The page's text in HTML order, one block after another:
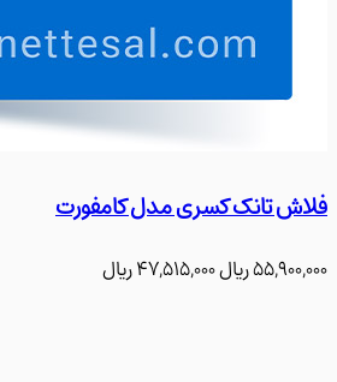
تانک کسری مدل کامفورت
﷼47,515,000﷼